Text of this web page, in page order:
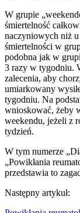
W grupie
śmiertelność
naczyniowych niż
śmiertelności w
podobna jak w
3 razy w tygodniu.
zalecenia, aby
umiarkowany
tygodniu. Na
wnioskować, żeby
weekendu, jeżeli z
tydzień.
W tym numerze
„Powikłania
przedstawia to
Następny artykuł: